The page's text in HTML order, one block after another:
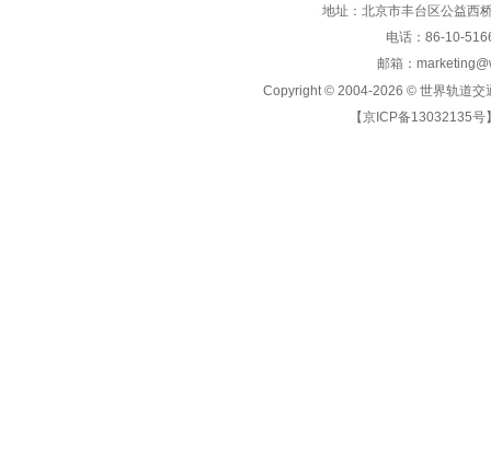
地址：北京市丰台区公益西
电话：86-10-
邮箱：
Copyright © 2004-2026 © 世界轨道交
【京ICP备13032135